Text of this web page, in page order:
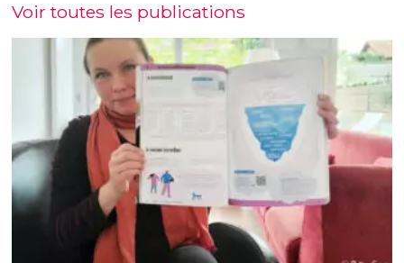
Voir toutes les publications